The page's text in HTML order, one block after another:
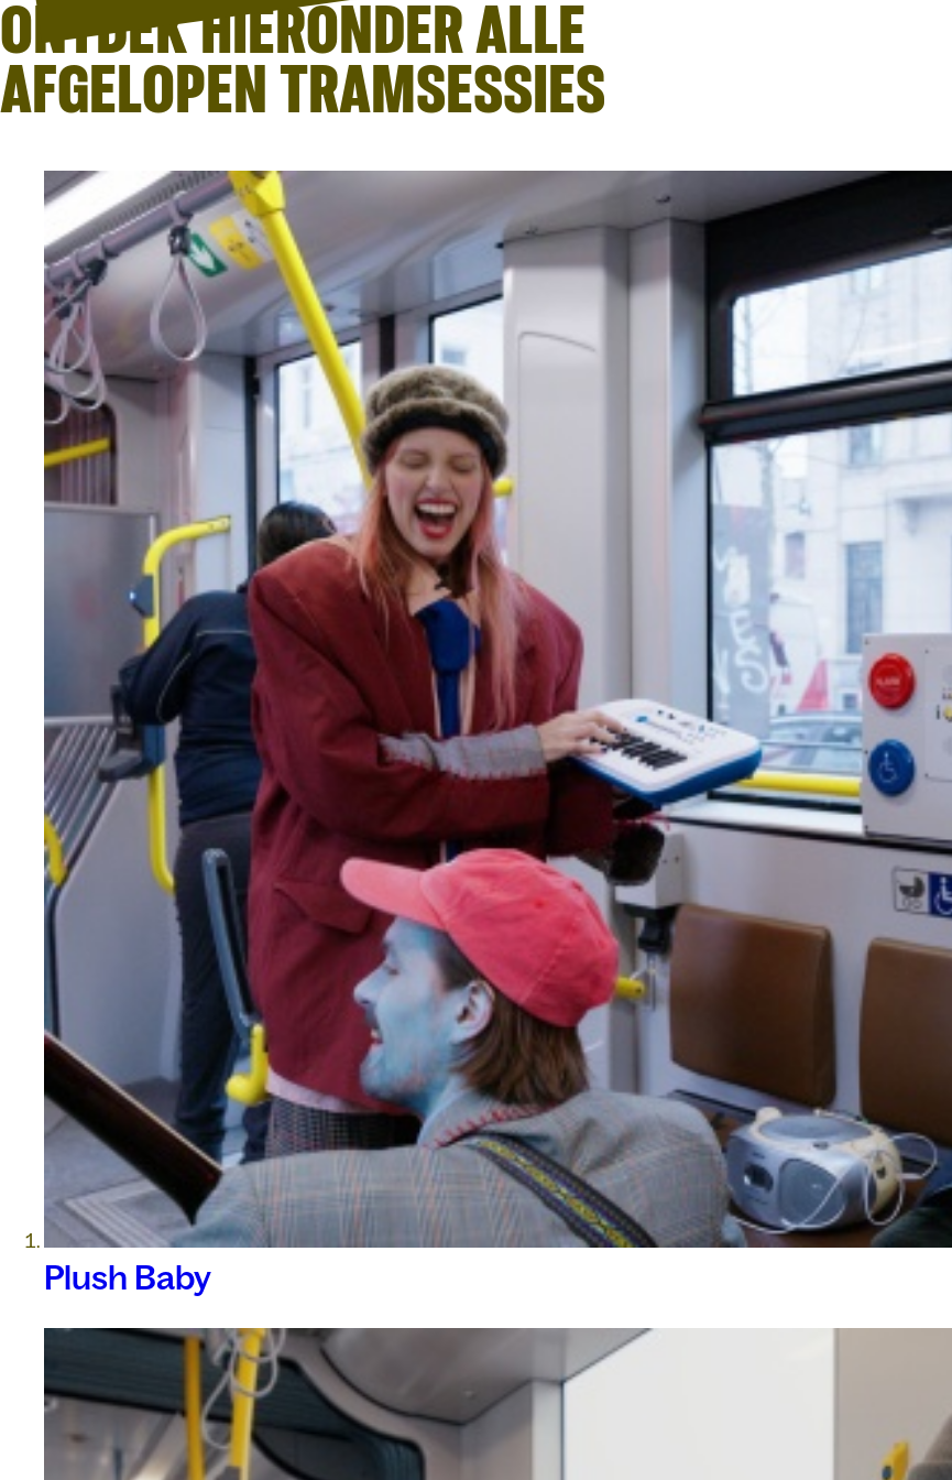
ONTDEK HIERONDER ALLE
AFGELOPEN TRAMSESSIES
Plush Baby